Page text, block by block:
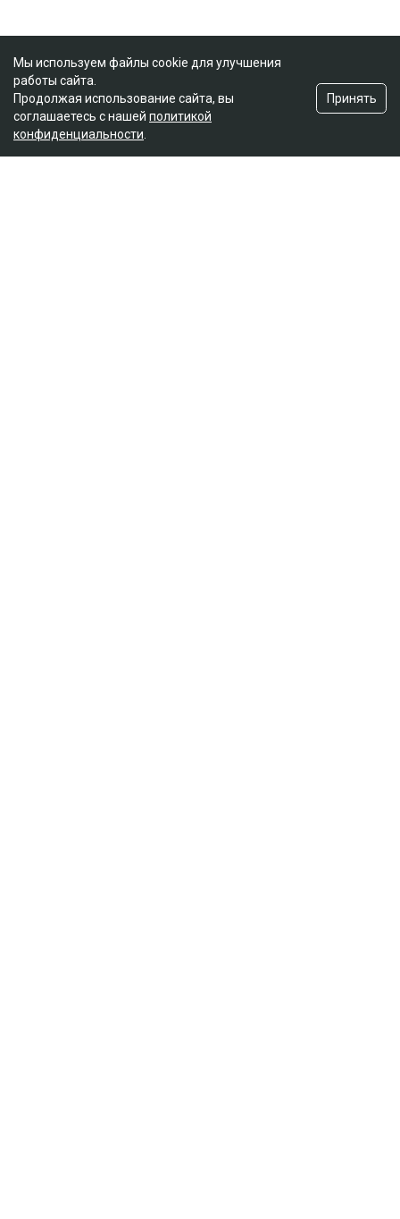
Мы используем файлы cookie для улучшения
работы сайта.
Продолжая использование сайта, вы
соглашаетесь с нашей политикой
конфиденциальности
Принять